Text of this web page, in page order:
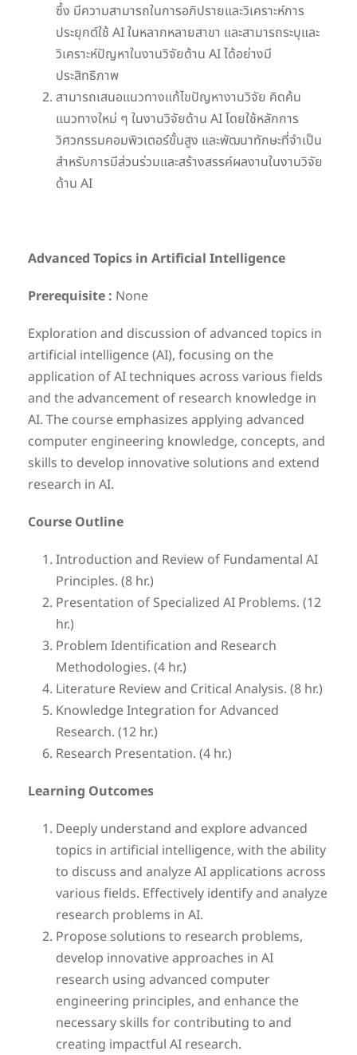
ซึ้ง มีความสามารถในการอภิปรายและวิเคราะห์การ
ประยุกต์ใช้ AI ในหลากหลายสาขา และสามารถระบุและ
วิเคราะห์ปัญหาในงานวิจัยด้าน AI ได้อย่างมี
ประสิทธิภาพ
สามารถเสนอแนวทางแก้ไขปัญหางานวิจัย คิดค้น
แนวทางใหม่ ๆ ในงานวิจัยด้าน AI โดยใช้หลักการ
วิศวกรรมคอมพิวเตอร์ขั้นสูง และพัฒนาทักษะที่จำเป็น
สำหรับการมีส่วนร่วมและสร้างสรรค์ผลงานในงานวิจัย
ด้าน AI
Advanced Topics in Artificial Intelligence
Prerequisite : None
Exploration and discussion of advanced topics in
artificial intelligence (AI), focusing on the
application of AI techniques across various fields
and the advancement of research knowledge in
AI. The course emphasizes applying advanced
computer engineering knowledge, concepts, and
skills to develop innovative solutions and extend
research in AI.
Course Outline
Introduction and Review of Fundamental AI
Principles. (8 hr.)
Presentation of Specialized AI Problems. (12
hr.)
Problem Identification and Research
Methodologies. (4 hr.)
Literature Review and Critical Analysis. (8 hr.)
Knowledge Integration for Advanced
Research. (12 hr.)
Research Presentation. (4 hr.)
Learning Outcomes
Deeply understand and explore advanced
topics in artificial intelligence, with the ability
to discuss and analyze AI applications across
various fields. Effectively identify and analyze
research problems in AI.
Propose solutions to research problems,
develop innovative approaches in AI
research using advanced computer
engineering principles, and enhance the
necessary skills for contributing to and
creating impactful AI research.